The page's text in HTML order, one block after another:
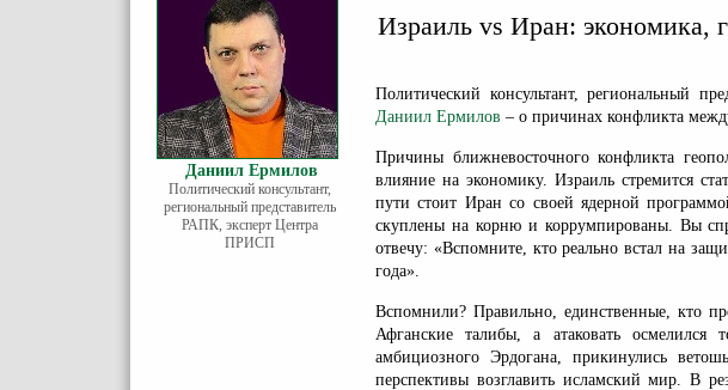
Даниил Ермилов
Политический консультант,
региональный представитель
РАПК, эксперт Центра
ПРИСП
Израиль vs Иран: экономика,
Политический консультант, региональный
Даниил Ермилов – о причинах конфликта
Причины ближневосточного конфликта
влияние на экономику. Израиль стремится
пути стоит Иран со своей ядерной
скуплены на корню и коррумпированы. Вы
отвечу: «Вспомните, кто реально встал на
года».
Вспомнили? Правильно, единственные, кто
Афганские талибы, а атаковать осмелился
амбициозного Эрдогана, прикинулись
перспективы возглавить исламский мир. В